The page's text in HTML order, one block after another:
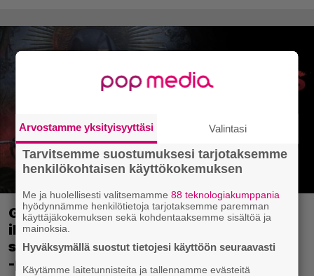
Ghost Recon 25 vuotta: nappaa nyt
ilmaiseksi Ghost Recon: Future Soldier
sekä merkittävä Ghost Recon Wildlands
-päivitys
Arvostamme yksityisyyttäsi Valintasi
Tarvitsemme suostumuksesi tarjotaksemme
henkilökohtaisen käyttökokemuksen
Me ja huolellisesti valitsemamme88 teknologiakumppania
hyödynnämme henkilötietoja tarjotaksemme paremman
käyttäjäkokemuksen sekä kohdentaaksemme sisältöä ja
mainoksia.
Hyväksymällä suostut tietojesi käyttöön seuraavasti
Käytämme laitetunnisteita ja tallennamme evästeitä